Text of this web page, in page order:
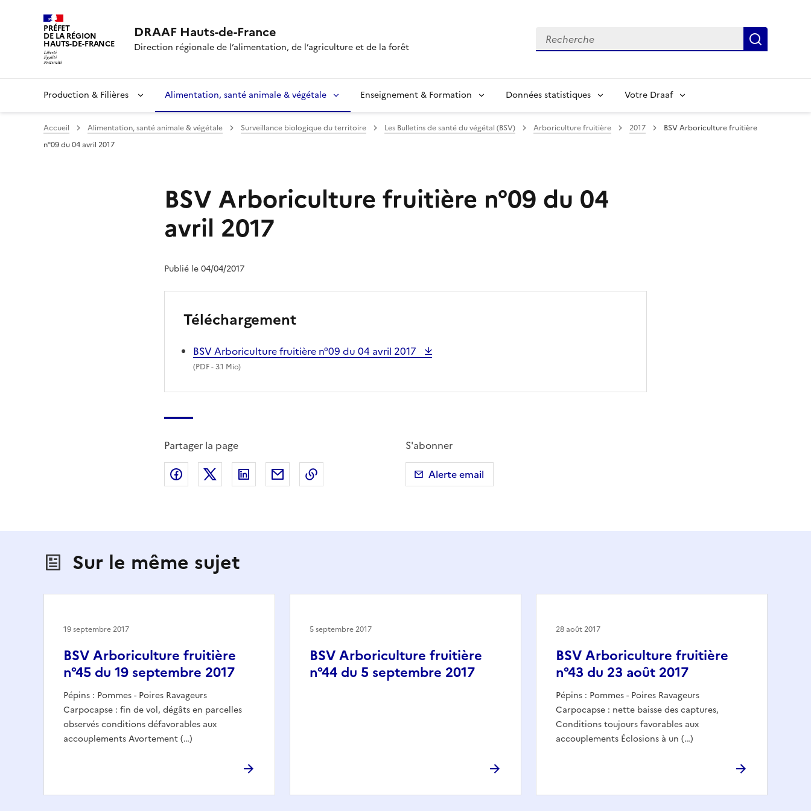
PRÉFET
DE LA RÉGION
HAUTS-DE-FRANCE
DRAAF Hauts-de-France
Direction régionale de l’alimentation, de l’agriculture et de la forêt
Recherche
Production & Filières Alimentation, santé animale & végétale Enseignement & Formation Données statistiques Votre Draaf
Accueil Alimentation, santé animale & végétale Surveillance biologique du territoire Les Bulletins de santé du végétal (BSV) Arboriculture fruitière 2017
BSV Arboriculture fruitière
n°09 du 04 avril 2017
BSV Arboriculture fruitière n°09 du 04
avril 2017
Publié le 04/04/2017
Téléchargement
BSV Arboriculture fruitière n°09 du 04 avril 2017
(PDF- 3.1 Mio)
Partager la page
Partager sur Facebook
Partager sur X (anciennement Twitter)
Partager sur LinkedIn
Partager par emailCopier dans le presse-papier
S'abonner
Alerte email
Sur le même sujet
BSV Arboriculture fruitière
n°45 du 19 septembre 2017
Pépins : Pommes - Poires Ravageurs
Carpocapse : fin de vol, dégâts en parcelles
observés conditions défavorables aux
accouplements Avortement (…)
19 septembre 2017
BSV Arboriculture fruitière
n°44 du 5 septembre 2017
5 septembre 2017
BSV Arboriculture fruitière
n°43 du 23 août 2017
Pépins : Pommes - Poires Ravageurs
Carpocapse : nette baisse des captures,
Conditions toujours favorables aux
accouplements Éclosions à un (…)
28 août 2017